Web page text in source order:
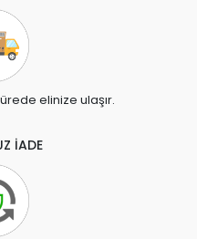
elinize ulaşır.
İADE